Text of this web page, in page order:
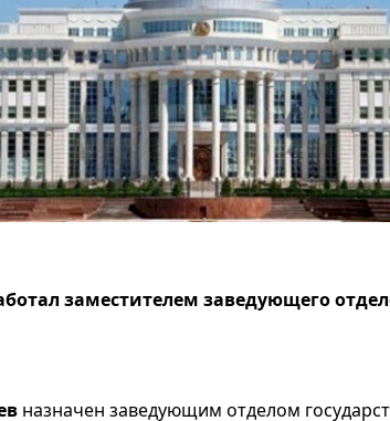
заместителем заведующего
назначен заведующим отделом